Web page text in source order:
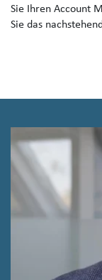
Sie Ihren Account
Sie das